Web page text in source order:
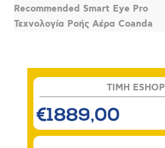
Recommended Smart Eye Pro
Τεχνολογία Ροής Αέρα Coanda
TIMH ESHOP
€1889,00